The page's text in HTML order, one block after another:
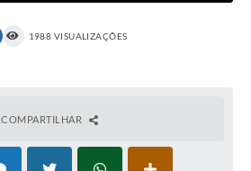
1988 VISUALIZAÇÕES
COMPARTILHAR